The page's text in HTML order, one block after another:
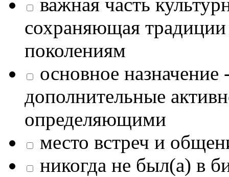
важная часть
сохраняющая
поколениям
основное назначение
дополнительные
определяющими
место встреч и
никогда не был(а) в